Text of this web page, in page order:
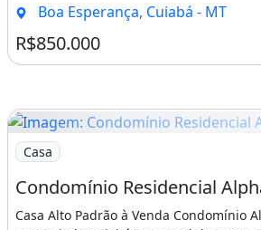
Localizada em uma área
está próxima ao Hospital
Condomínio Vila Jardim,
infraestrutura ao redor.
Uma casa pensada para
experiência única de morar
espaço, conforto e
Boa Esperança, Cuiabá - MT
R$850.000
Imagem: Condomínio Residencial
Casa
Casa Alto Padrão à Venda